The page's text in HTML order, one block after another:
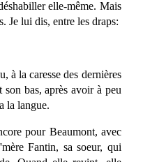
elle-même. Mais
Je lui dis, entre les draps:
à la caresse des dernières
bas, après avoir à peu
la langue.
pour Beaumont, avec
Fantin, sa soeur, qui